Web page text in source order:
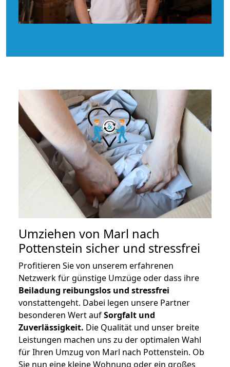
Umziehen von Marl nach
Pottenstein sicher und stressfrei
Profitieren Sie von unserem erfahrenen
Netzwerk für günstige Umzüge oder dass ihre
Beiladung reibungslos und stressfrei
vonstattengeht. Dabei legen unsere Partner
besonderen Wert aufSorgfalt und
Zuverlässigkeit. Die Qualität und unser breite
Leistungen machen uns zu der optimalen Wahl
für Ihren Umzug von Marl nach Pottenstein. Ob
Sie nun eine kleine Wohnung oder ein großes